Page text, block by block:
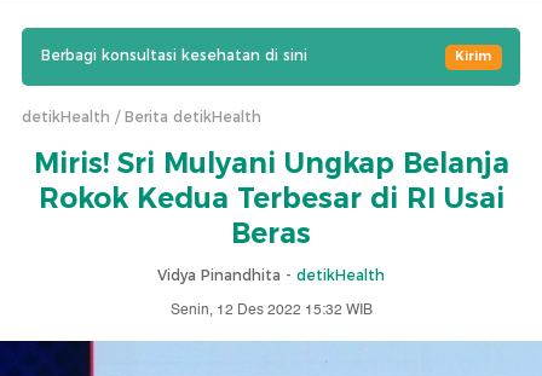
Berbagi konsultasi kesehatan di sini Kirim
detikHealth Berita detikHealth
Miris! Sri Mulyani Ungkap Belanja
Rokok Kedua Terbesar di RI Usai
Beras
Vidya Pinandhita - detikHealth
Senin, 12 Des 2022 15:32 WIB